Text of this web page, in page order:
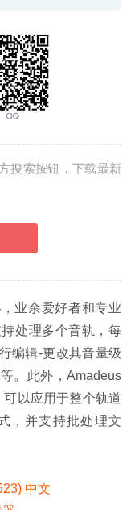
搜索按钮，下载最新
，业余爱好者和专业
处理多个音轨，每
编辑-更改其音量级
。此外，Amadeus
以应用于整个轨道
，并支持批处理文